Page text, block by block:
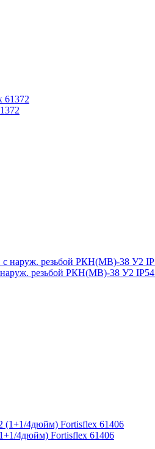
наруж. резьбой РКН(МВ)-38 У2
4дюйм) Fortisflex 61406